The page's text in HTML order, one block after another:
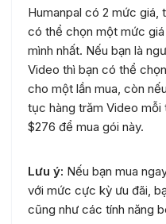
Humanpal có 2 mức giá,
có thể chọn một mức
mình nhất. Nếu bạn là
Video thì bạn có thể
cho một lần mua, còn
tục hàng trăm Video mỗi
$276 để mua gói này.
Lưu ý: Nếu bạn mua
với mức cực kỳ ưu đãi,
cũng như các tính năng